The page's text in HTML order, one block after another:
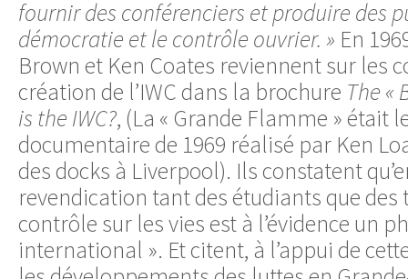
fournir des conférenciers et produire des
démocratie et le contrôle ouvrier. » En
Brown et Ken Coates reviennent sur les
création de l’IWC dans la brochure The «
is the IWC?, (La « Grande Flamme » était
documentaire de 1969 réalisé par Ken
des docks à Liverpool). Ils constatent
revendication tant des étudiants que des
contrôle sur les vies est à l’évidence un
international ». Et citent, à l’appui de